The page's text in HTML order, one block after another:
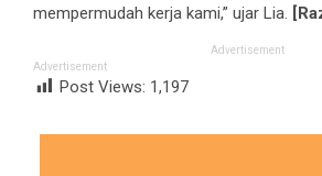
mempermudah kerja kami,” ujar Lia.
Advertisement
Advertisement
Post Views: 1,197